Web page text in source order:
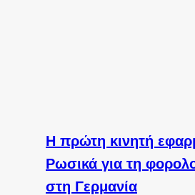
Η πρώτη κινητή
Ρωσικά για τη
στη Γερμανία